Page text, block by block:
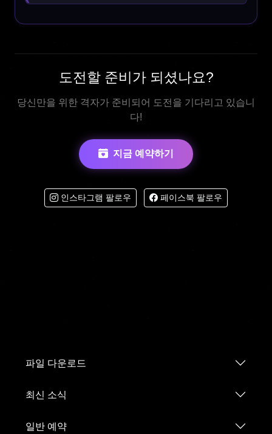
도전할 준비가 되셨나요?
당신만을 위한 격자가 준비되어 도전을 기다리고 있습니
다!
지금 예약하기
인스타그램 팔로우 페이스북 팔로우
파일 다운로드
최신 소식
일반 예약